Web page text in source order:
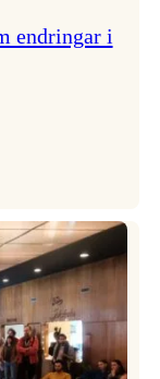
endringar i